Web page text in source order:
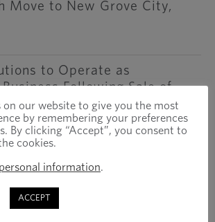
Move to New Grove City,
to Operate as
Following Sale of
Region to Exponent
on our website to give you the most
by remembering your preferences
By clicking “Accept”, you consent to
cookies.
information.
ACCEPT